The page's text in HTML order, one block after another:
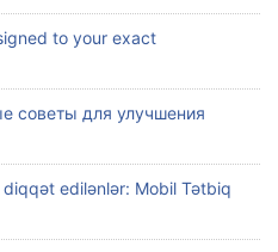
to your exact
советы для улучшения
edilənlər: Mobil Tətbiq